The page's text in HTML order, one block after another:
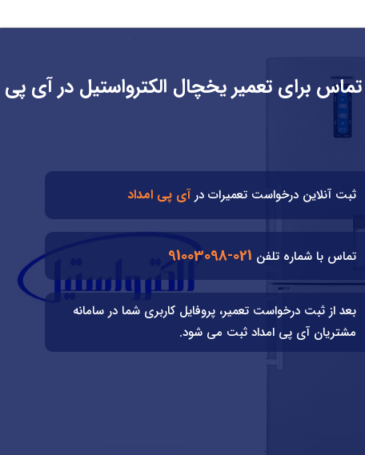
برای تعمیر یخچال الکترواستیل در آی پی
ثبت آنلاین درخواست تعمیرات درآی پی امداد
تماس با شماره تلفن 021-91003098
بعد از ثبت درخواست تعمیر، پروفایل کاربری شما در سامانه
مشتریان آی پی امداد ثبت می شود.